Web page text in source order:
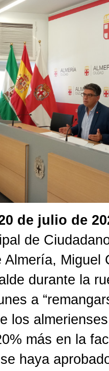
de julio de 20
de
Almería, Miguel
durante la
a
los
más en la
haya